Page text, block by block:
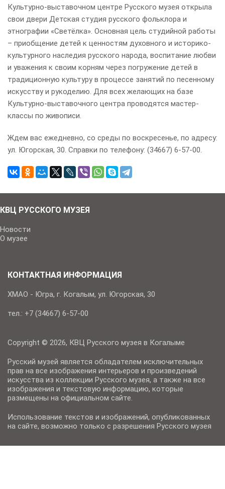
Культурно-выставочном центре Русского музея открыла
свои двери Детская студия русского фольклора и
этнографии «Светёлка». Основная цель студийной работы
– приобщение детей к ценностям духовного и историко-
культурного наследия русского народа, воспитание любви
и уважения к своим корням через погружение детей в
традиционную культуру в процессе занятий по песенному
искусству и рукоделию. Для всех желающих на базе
Культурно-выставочного центра проводятся мастер-
классы по живописи.
Ждем вас ежедневно, со среды по воскресенье, по адресу:
ул. Югорская, 30. Справки по телефону: (34667) 6-57-00.
КВЦ РУССКОГО МУЗЕЯ
Новости
О музее
КОНТАКТНАЯ ИНФОРМАЦИЯ
ХМАО - Югра, г. Когалым, ул. Югорская, 30
тел.: +7 (34667) 6-57-00
Copyright © 2026, КВЦ Русского музея в Когалыме
Русский музей является обладателем исключительных
прав на все изображения интерьеров и произведений
искусства из коллекции Русского музея, а также на все
изображения и текстовую информацию, которые
размещены на официальном сайте.
Использование текстов и изображений, опубликованных
на сайте, возможно только с разрешения Русского музея